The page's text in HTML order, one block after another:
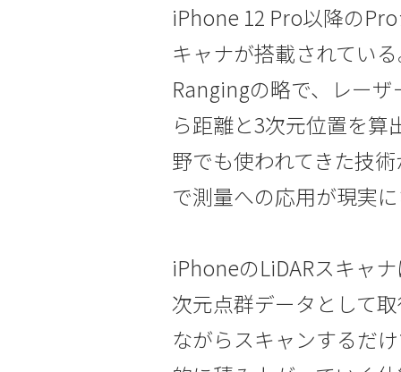
iPhone 12 Pro以降の
キャナが搭載されてい
Rangingの略で、レー
ら距離と3次元位置を
野でも使われてきた技
で測量への応用が現実
iPhoneのLiDARスキャ
次元点群データとして
ながらスキャンするだ